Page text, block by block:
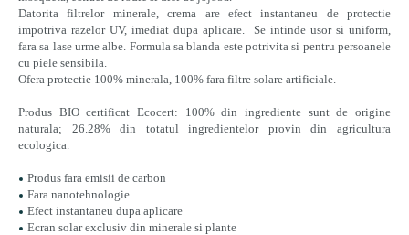
Datorita filtrelor minerale, crema are efect instantaneu de protectie
impotriva razelor UV, imediat dupa aplicare. Se intinde usor si uniform,
fara sa lase urme albe. Formula sa blanda este potrivita si pentru persoanele
cu piele sensibila.
Ofera protectie 100% minerala, 100% fara filtre solare artificiale.
Produs BIO certificat Ecocert: 100% din ingrediente sunt de origine
naturala; 26.28% din totatul ingredientelor provin din agricultura
ecologica.
Produs fara emisii de carbon
Fara nanotehnologie
Efect instantaneu dupa aplicare
Ecran solar exclusiv din minerale si plante